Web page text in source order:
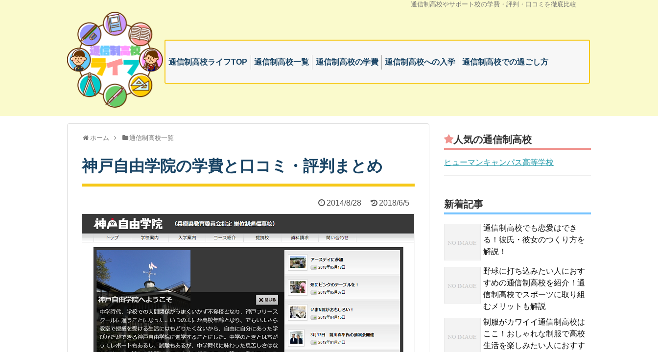
通信制高校やサポート校の学費・評判・口コミを徹底比較
通信制高校ライフTOP 通信制高校一覧 通信制高校の学費 通信制高校への入学 通信制高校での過ごし方
ホーム 通信制高校一覧
神戸自由学院の学費と口コミ・評判まとめ
2014/8/28 2018/6/5
人気の通信制高校
ヒューマンキャンパス高等学校
新着記事
通信制高校でも恋愛はでき
る！彼氏・彼女のつくり方を
解説！
野球に打ち込みたい人におす
すめの通信制高校を紹介！通
信制高校でスポーツに取り組
むメリットも解説
制服がカワイイ通信制高校は
ここ！おしゃれな制服で高校
生活を楽しみたい人におすす